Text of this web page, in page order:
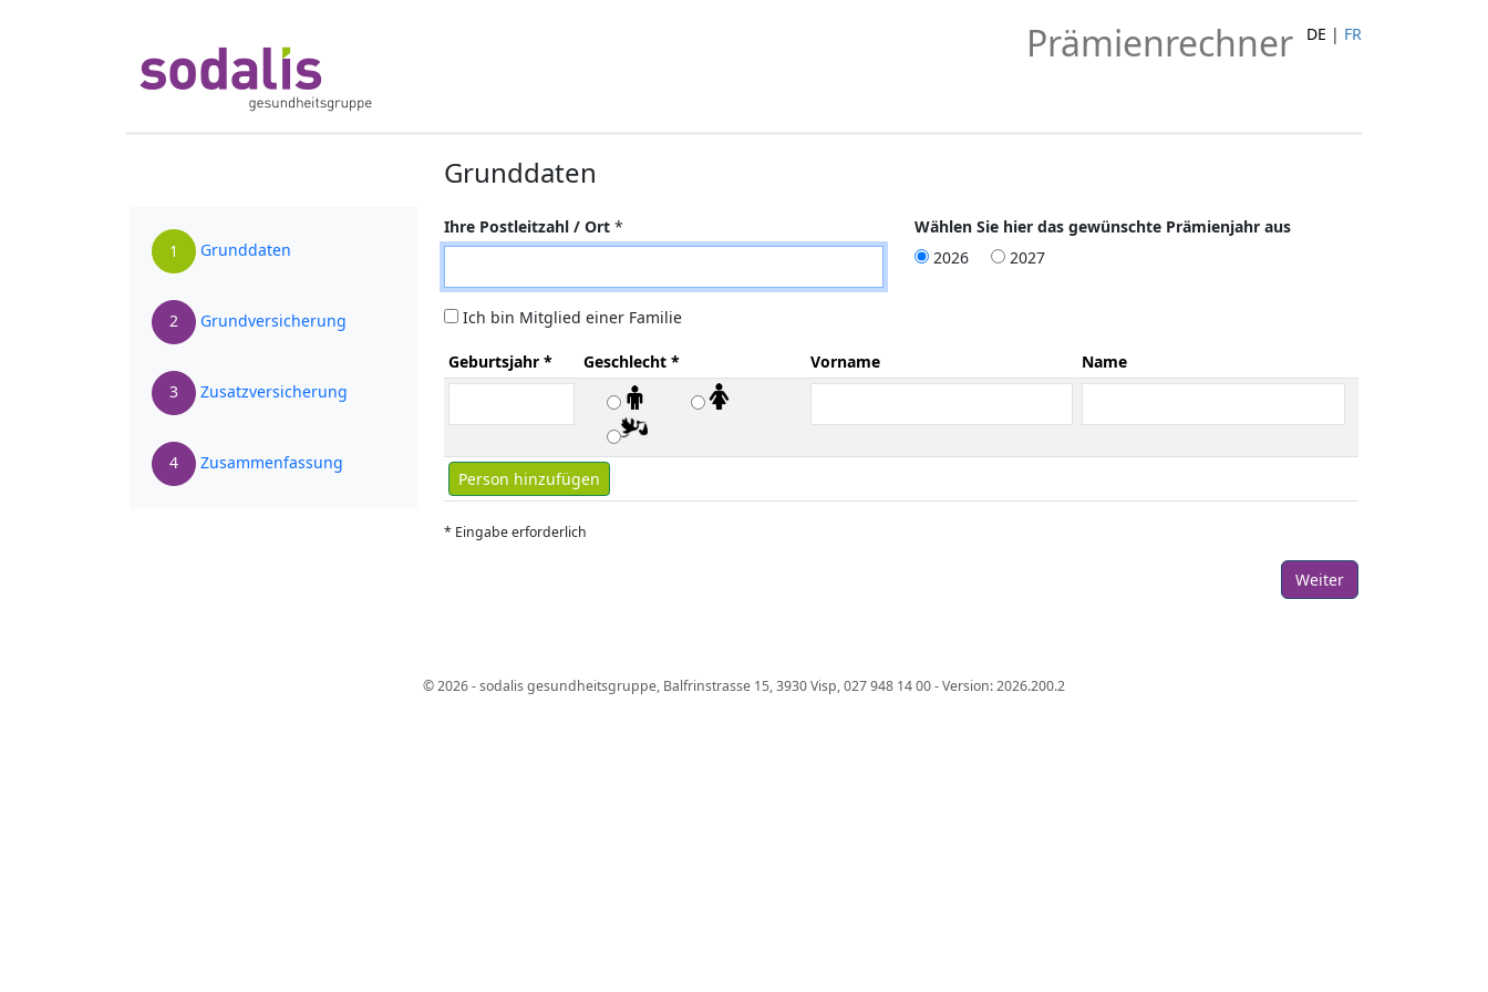
DE | FR
Prämienrechner
Grunddaten
1 Grunddaten
2 Grundversicherung
3 Zusatzversicherung
4 Zusammenfassung
Ihre Postleitzahl / Ort*
Wählen Sie hier das gewünschte Prämienjahr aus
2026
2027
Ich bin Mitglied einer Familie
Geburtsjahr * Geschlecht * Vorname Name
Person hinzufügen
* Eingabe erforderlich
© 2026 - sodalis gesundheitsgruppe, Balfrinstrasse 15, 3930 Visp, 027 948 14 00 - Version: 2026.200.2